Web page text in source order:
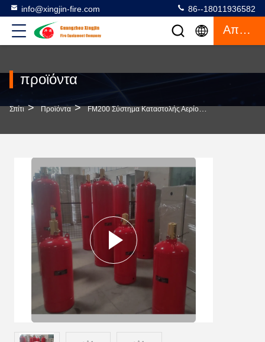
info@xingjin-fire.com 86--18011936582
Απόσπασμα
προϊόντα
Σπίτι > Προϊόντα > FM200 Σύστημα Καταστολής Αερίου >